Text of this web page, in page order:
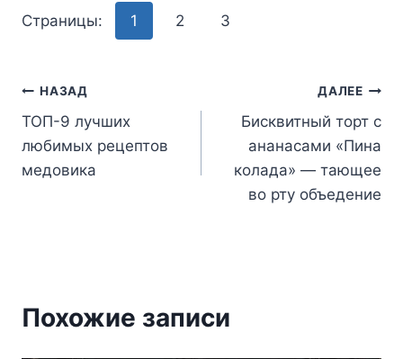
Страницы: 1 2 3
Навигация
по
записям
НАЗАД
ТОП-9 лучших
любимых рецептов
медовика
ДАЛЕЕ
Бисквитный торт с
ананасами «Пина
колада» — тающее
во рту объедение
Похожие записи